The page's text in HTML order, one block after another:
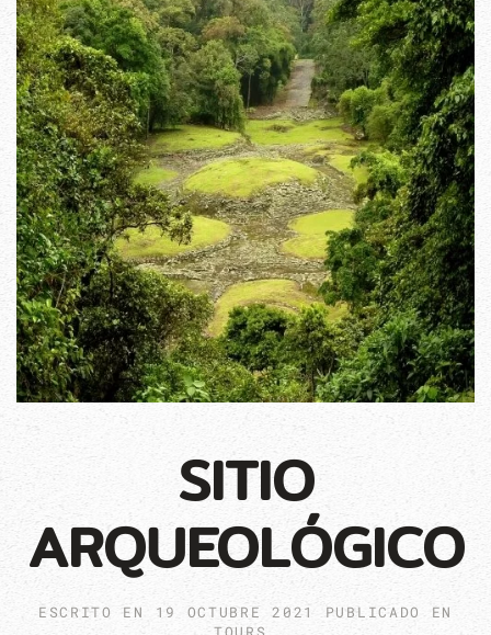
SITIO
ARQUEOLÓGICO
ESCRITO EN 19 OCTUBRE 2021
PUBLICADO EN